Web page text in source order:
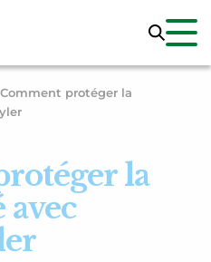
Comment protéger la
la